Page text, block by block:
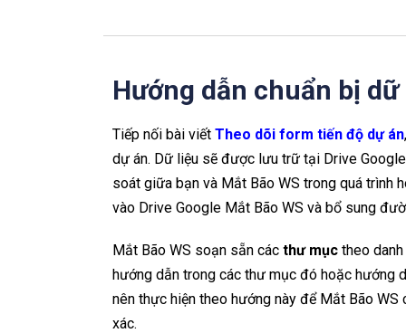
Hướng dẫn chuẩn bị
Tiếp nối bài viết Theo dõi form tiến độ dự án
dự án. Dữ liệu sẽ được lưu trữ tại Drive
soát giữa bạn và Mắt Bão WS trong quá trình
vào Drive Google Mắt Bão WS và bổ sung
Mắt Bão WS soạn sẵn các thư mục theo
hướng dẫn trong các thư mục đó hoặc hướng
nên thực hiện theo hướng này để Mắt Bão WS
xác.